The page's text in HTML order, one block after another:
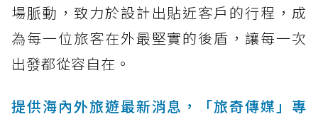
場脈動，致力於設計出貼近客戶的行程，成
為每一位旅客在外最堅實的後盾，讓每一次
出發都從容自在。
提供海內外旅遊最新消息，「旅奇傳媒」專